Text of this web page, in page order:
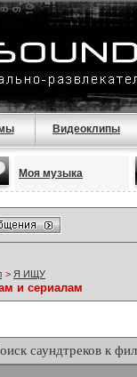
Видеоклипы
Моя музыка
> Я ИЩУ
и сериалам
саундтреков к